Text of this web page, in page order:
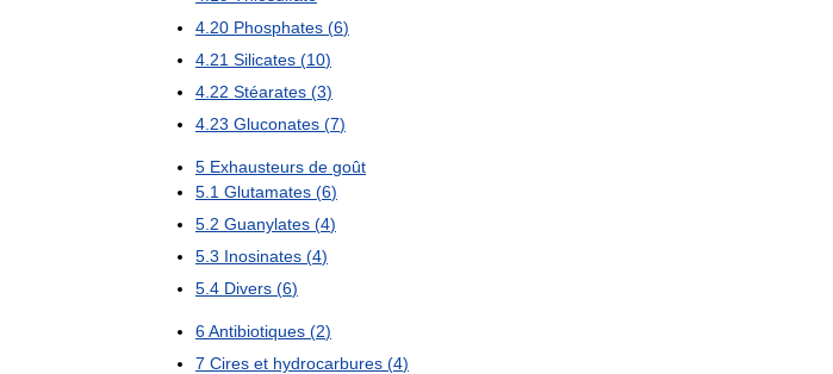
4 20 Phosphates (6)
4 21 Silicates (10)
4 22 Stéarates (3)
4 23 Gluconates (7)
5 Exhausteurs de goût
5 1 Glutamates (6)
5 2 Guanylates (4)
5 3 Inosinates (4)
5 4 Divers (6)
6Antibiotiques (2)
7 Cires et hydrocarbures (4)